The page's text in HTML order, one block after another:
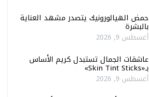
حمض الهيالورونيك يتصدر مشهد العناية
بالبشرة
أغسطس 9, 2026
عاشقات الجمال تستبدل كريم الأساس
بـ«Skin Tint Sticks»
أغسطس 9, 2026